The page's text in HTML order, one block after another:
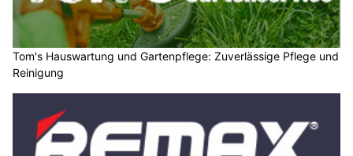
Tom's Hauswartung und Gartenpflege: Zuverlässige Pflege und
Reinigung